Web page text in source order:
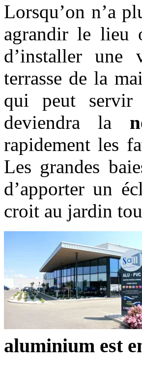
Lorsqu’on n’a
agrandir le lieu
d’installer une
terrasse de la
qui peut
deviendra la
rapidement les
Les grandes
d’apporter un
croit au jardin
aluminium est